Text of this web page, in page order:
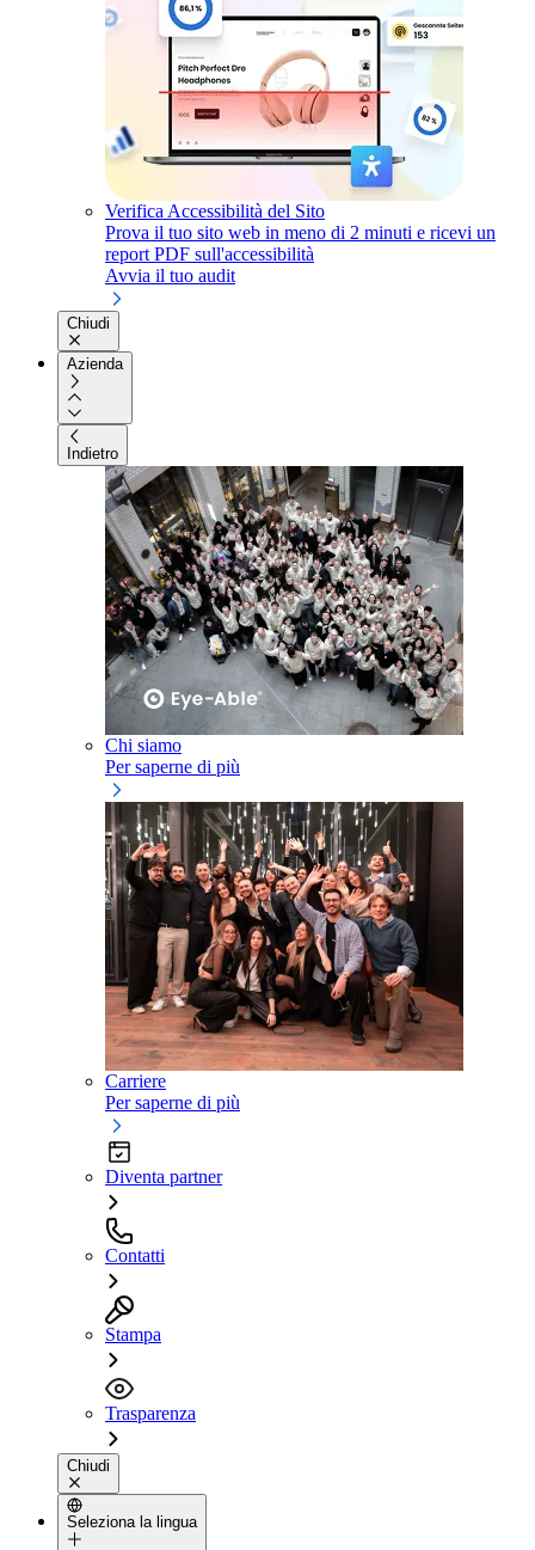
Verifica Accessibilità del Sito
Prova il tuo sito web in meno di 2 minuti e ricevi un
report PDF sull'accessibilità
Avvia il tuo audit
Chiudi
Azienda
Indietro
Chi siamo
Per saperne di più
Carriere
Per saperne di più
Diventa partner
Contatti
Stampa
Trasparenza
Chiudi
Seleziona la lingua